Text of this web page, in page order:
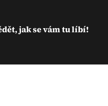
jak se vám tu líbí!